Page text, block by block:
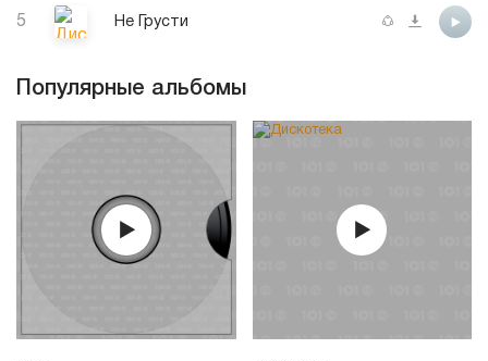
5 Не Грусти
Популярные альбомы